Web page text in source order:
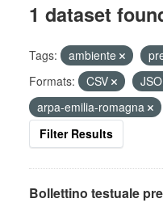
1 dataset
Tags: ambiente
Formats:
CSV
arpa-emilia-romagna
Filter Results
Bollettino testuale